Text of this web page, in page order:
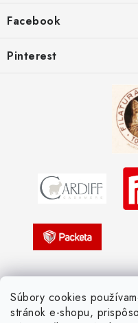
Súbory cookies
stránok e-shopu,
Kedy objednáme nový tovar
Žiadosť dotknutej osoby
Ako sa orientovať v hrúbke
Pletený slovník anglicky-česky
Pletený slovník česky-anglicky
Facebook
Pinterest